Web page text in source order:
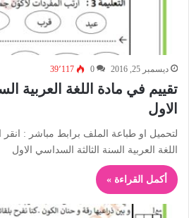
ديسمبر 25, 2016 0 39٬117
تقييم في مادة اللغة العربية
الاول
لتحميل او طباعة الملف برابط مباشر : انقر
اللغة العربية السنة الثالثة السداسي الاول
أكمل القراءة »